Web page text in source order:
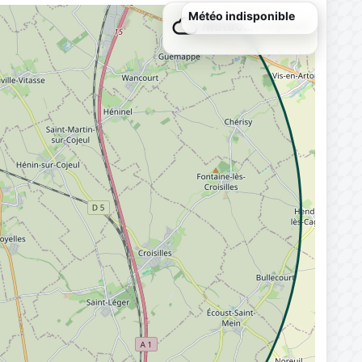
Météo…Chargement
Météo indisponible